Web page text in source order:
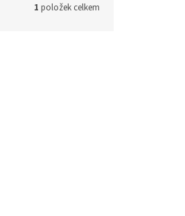
1 položek celkem